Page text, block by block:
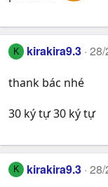
K kirakira9.3
thank bác nhé
30 ký tự 30 ký tự
K kirakira9.3